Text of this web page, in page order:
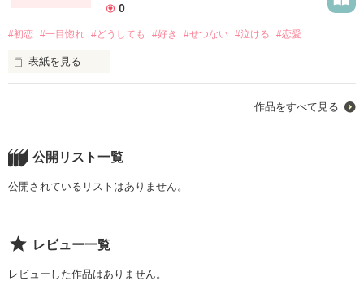
0
#初恋 #一目惚れ #どうしても #好き #せつない #泣ける #恋愛
表紙を見る
でも、いつの間にか君はありのままの私のことをわかってたの
作品をすべて見る
公開リスト一覧
公開されているリストはありません。
レビュー一覧
レビューした作品はありません。